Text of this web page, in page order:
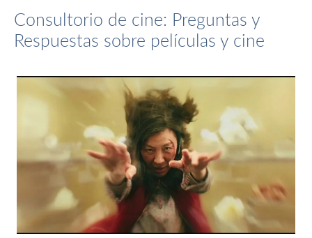
Consultorio de cine: Preguntas y
Respuestas sobre películas y cine